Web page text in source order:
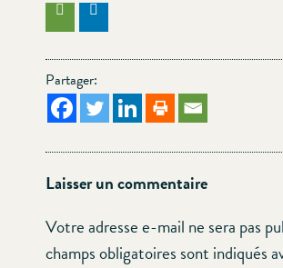
Partager:
Laisser un commentaire
Votre adresse e-mail ne sera pas
champs obligatoires sont indiqués